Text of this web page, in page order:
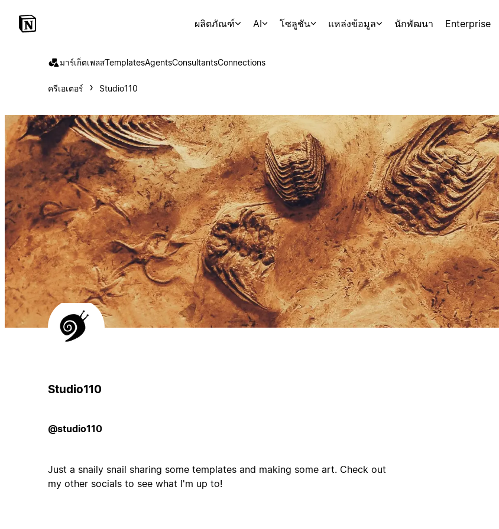
ผลิตภัณฑ์ AI โซลูชัน แหล่งข้อมูล นักพัฒนา Enterprise
มาร์เก็ตเพลสTemplatesAgentsConsultantsConnections
ครีเอเตอร์ Studio110
Studio110
@studio110
Just a snaily snail sharing some templates and making some art. Check out
my other socials to see what I'm up to!